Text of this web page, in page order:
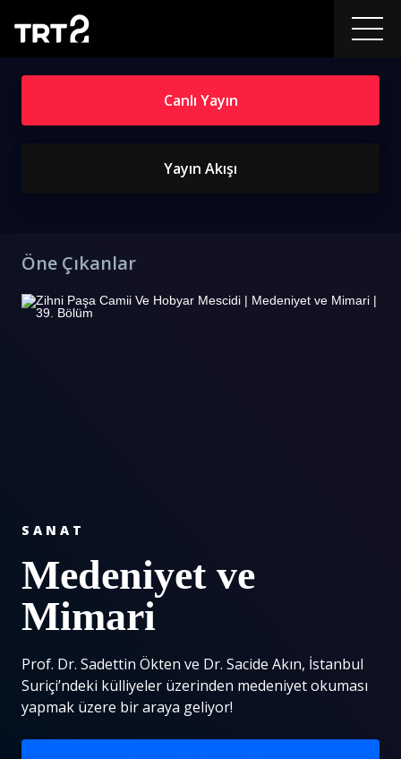
Canlı Yayın
Yayın Akışı
Öne Çıkanlar
SANAT
Medeniyet ve
Mimari
Prof. Dr. Sadettin Ökten ve Dr. Sacide Akın, İstanbul
Suriçi’ndeki külliyeler üzerinden medeniyet okuması
yapmak üzere bir araya geliyor!